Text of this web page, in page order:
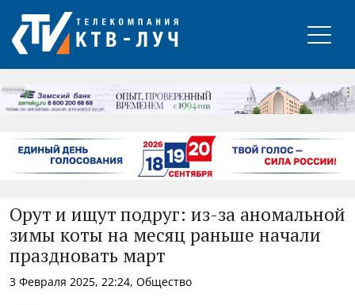
РЕКЛАМА
Орут и ищут подруг: из-за аномальной
зимы коты на месяц раньше начали
праздновать март
3 Февраля 2025, 22:24, Общество